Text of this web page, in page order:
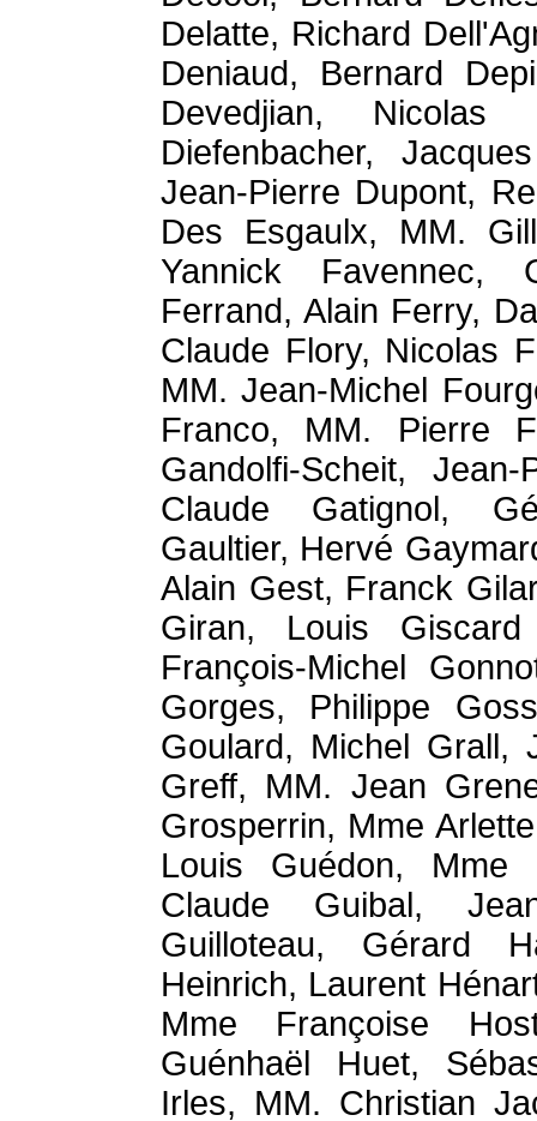
Delatte, Richard
Deniaud, Bernard
Devedjian,
Diefenbacher,
Jean-Pierre Dupont,
Des Esgaulx, MM.
Yannick Favennec,
Ferrand, Alain Ferry,
Claude Flory, Nicolas
MM. Jean-Michel
Franco, MM. Pierre
Gandolfi-Scheit,
Claude Gatignol,
Gaultier, Hervé
Alain Gest, Franck
Giran, Louis Giscard
François-Michel
Gorges, Philippe
Goulard, Michel Grall,
Greff, MM. Jean
Grosperrin, Mme
Louis Guédon, Mme
Claude Guibal,
Guilloteau, Gérard
Heinrich, Laurent
Mme Françoise
Guénhaël Huet,
Irles, MM. Christian